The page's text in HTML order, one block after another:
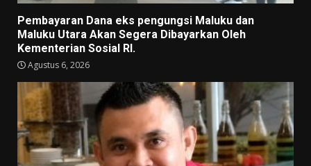
Pembayaran Dana eks pengungsi Maluku dan
Maluku Utara Akan Segera Dibayarkan Oleh
Kementerian Sosial RI.
Agustus 6, 2026